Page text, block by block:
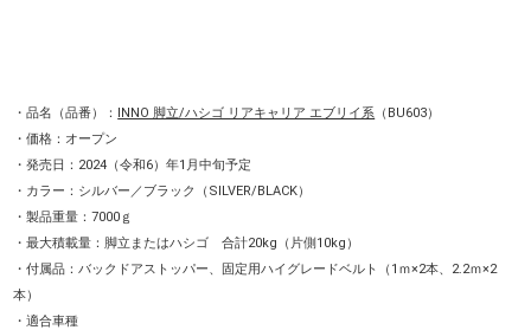
・品名（品番）： INNO 脚立/ハシゴ リアキャリア エブリイ系 （BU603）
・価格：オープン
・発売日：2024（令和6）年1月中旬予定
・カラー：シルバー／ブラック（SILVER/BLACK）
・製品重量：7000ｇ
・最大積載量：脚立またはハシゴ 合計20kg（片側10kg）
・付属品：バックドアストッパー、固定用ハイグレードベルト（1ｍ×2本、2.2ｍ×2
本）
・適合車種